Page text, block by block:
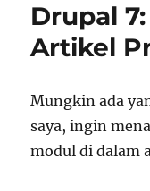
Drupal
Artikel
Mungkin ada
saya, ingin
modul di dalam